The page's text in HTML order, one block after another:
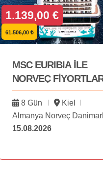
1.139,00 €
61.506,00 ₺
MSC EURIBIA İLE
NORVEÇ
AĞUSTOS
8 Gün
Kiel
Almanya Norveç
15.08.2026